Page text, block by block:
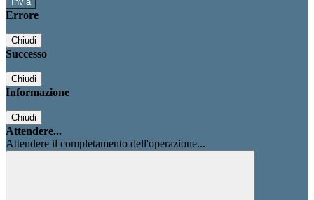
Errore
Chiudi
Successo
Chiudi
Informazione
Chiudi
Attendere...
Attendere il completamento dell'operazione...